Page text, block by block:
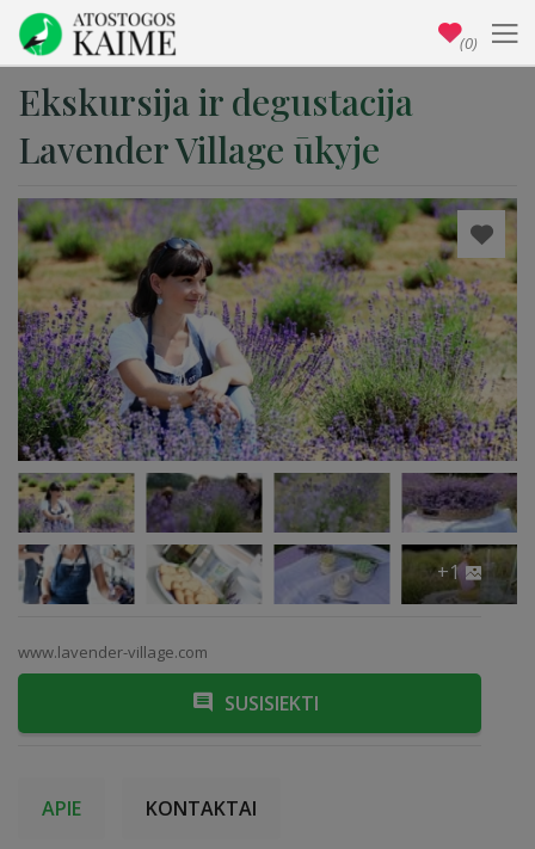
Ekskursija ir degustacija
Lavender Village ūkyje
+1
www.lavender-village.com
SUSISIEKTI
APIE KONTAKTAI
(0)